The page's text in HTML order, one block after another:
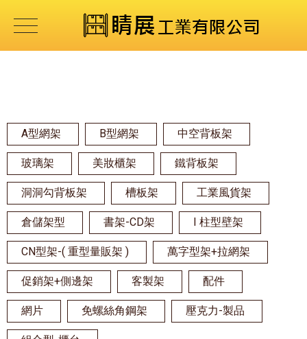
A型網架 B型網架 中空背板架
玻璃架 美妝櫃架 鐵背板架
洞洞勾背板架 槽板架 工業風貨架
倉儲架型 書架-CD架 I 柱型壁架
CN型架-( 重型量販架 ) 萬字型架+拉網架
促銷架+側邊架 客製架 配件
網片 免螺絲角鋼架 壓克力-製品